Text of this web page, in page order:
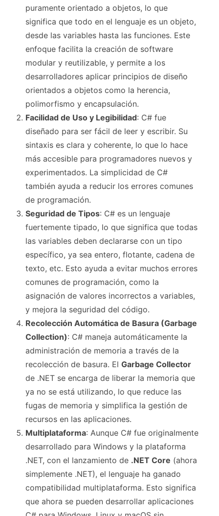
puramente orientado a objetos, lo que
significa que todo en el lenguaje es un objeto,
desde las variables hasta las funciones. Este
enfoque facilita la creación de software
modular y reutilizable, y permite a los
desarrolladores aplicar principios de diseño
orientados a objetos como la herencia,
polimorfismo y encapsulación.
Facilidad de Uso y Legibilidad: C# fue
diseñado para ser fácil de leer y escribir. Su
sintaxis es clara y coherente, lo que lo hace
más accesible para programadores nuevos y
experimentados. La simplicidad de C#
también ayuda a reducir los errores comunes
de programación.
Seguridad de Tipos: C# es un lenguaje
fuertemente tipado, lo que significa que todas
las variables deben declararse con un tipo
específico, ya sea entero, flotante, cadena de
texto, etc. Esto ayuda a evitar muchos errores
comunes de programación, como la
asignación de valores incorrectos a variables,
y mejora la seguridad del código.
Recolección Automática de Basura (Garbage
Collection): C# maneja automáticamente la
administración de memoria a través de la
recolección de basura. El Garbage Collector
de .NET se encarga de liberar la memoria que
ya no se está utilizando, lo que reduce las
fugas de memoria y simplifica la gestión de
recursos en las aplicaciones.
Multiplataforma: Aunque C# fue originalmente
desarrollado para Windows y la plataforma
.NET, con el lanzamiento de .NET Core (ahora
simplemente .NET), el lenguaje ha ganado
compatibilidad multiplataforma. Esto significa
que ahora se pueden desarrollar aplicaciones